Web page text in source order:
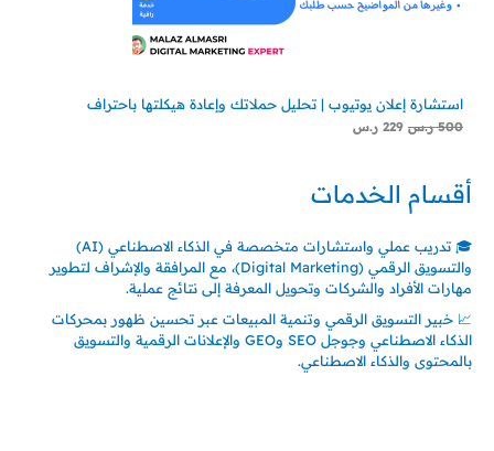
استشارة إعلان يوتيوب | تحليل حملاتك وإعادة هيكلتها باحتراف
500 ر.س 229 ر.س
أقسام الخدمات
🎓 تدريب عملي واستشارات متخصصة في الذكاء الاصطناعي (AI)
والتسويق الرقمي (Digital Marketing)، مع المرافقة والإشراف لتطوير
مهارات الأفراد والشركات وتحويل المعرفة إلى نتائج عملية.
📈 خبير التسويق الرقمي وتنمية المبيعات عبر تحسين ظهور بمحركات
الذكاء الاصطناعي وجوجل SEO وGEO والإعلانات الرقمية والتسويق
بالمحتوى والذكاء الاصطناعي.